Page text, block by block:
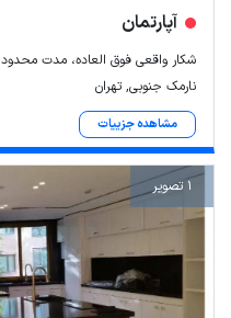
آپارتمان
شکار واقعی فوق العاده، مدت محدود
نارمک جنوبی, تهران
مشاهده جزییات
1 تصویر